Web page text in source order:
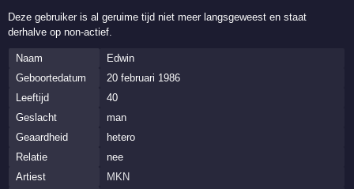
Deze gebruiker is al geruime tijd niet meer langsgeweest en staat
derhalve op non-actief.
Naam
Edwin
Geboortedatum
20 februari 1986
Leeftijd
40
Geslacht
man
Geaardheid
hetero
Relatie
nee
Artiest
MKN